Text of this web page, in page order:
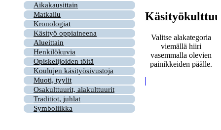
Aikakausittain
Matkailu
Kronologiat
Käsityö oppiaineena
Alueittain
Henkilökuvia
Opiskelijoiden töitä
Koulujen käsityösivustoja
Muoti, tyylit
Osakulttuurit, alakulttuurit
Traditiot, juhlat
Symboliikka
Valitse alakategoria
viemällä hiiri
vasemmalla olevien
painikkeiden päälle.